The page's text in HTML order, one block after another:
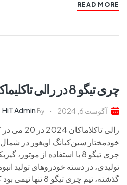
READ MORE
چری تیگو 8 در رالی تاکلیماکان 2024
آگوست 6, 2024 By
HiT Admin
رالی
خودمختار سین‌کیانگ اویغور در
چری تیگو 8 با استفاده از
تولیدی، در دسته خودروهای تولید
گذشته، تیم چری تیگو